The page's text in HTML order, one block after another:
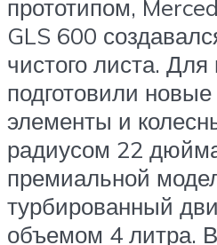
прототипом,
GLS 600
чистого листа.
подготовили
элементы и
радиусом 22
премиальной
турбированный
объемом 4 литра.